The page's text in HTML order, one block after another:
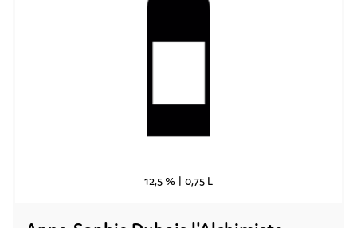
12,5 % | 0,75 L